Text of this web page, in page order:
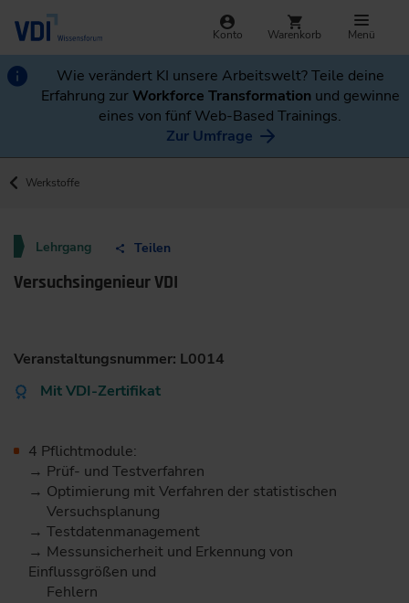
Konto Warenkorb Menü
Wie verändert KI unsere Arbeitswelt? Teile deine
Erfahrung zurWorkforce Transformation und gewinne
eines von fünf Web-Based Trainings.
Zur Umfrage
Werkstoffe
Lehrgang Teilen
Versuchsingenieur VDI
Veranstaltungsnummer: L0014
Mit VDI-Zertifikat
4 Pflichtmodule:
→ Prüf- und Testverfahren
→ Optimierung mit Verfahren der statistischen
Versuchsplanung
→ Testdatenmanagement
→ Messunsicherheit und Erkennung von
Einflussgrößen und
Fehlern